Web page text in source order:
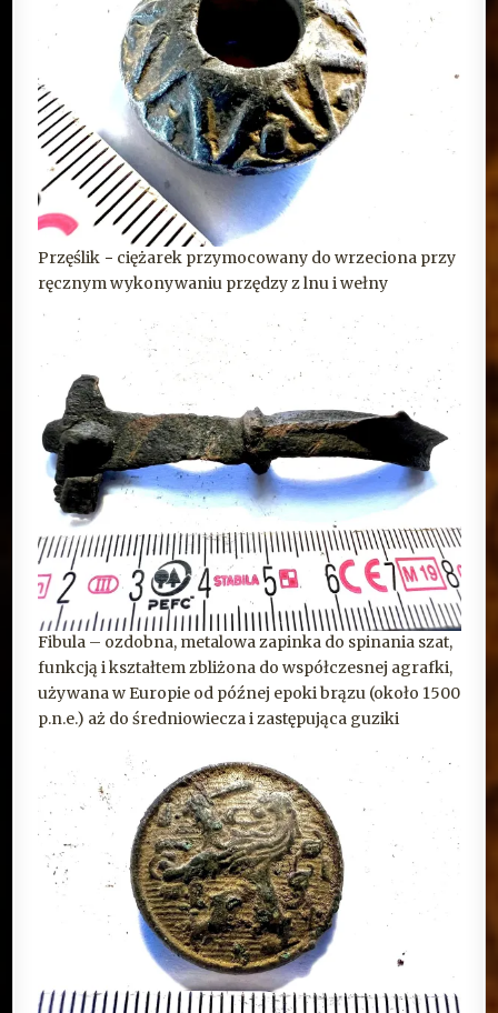
Przęślik − ciężarek przymocowany do wrzeciona przy
ręcznym wykonywaniu przędzy z lnu i wełny
Fibula – ozdobna, metalowa zapinka do spinania szat,
funkcją i kształtem zbliżona do współczesnej agrafki,
używana w Europie od późnej epoki brązu (około 1500
p.n.e.) aż do średniowiecza i zastępująca guziki